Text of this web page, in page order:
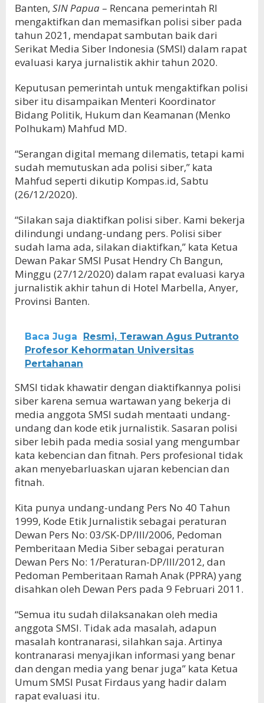
Banten, SIN Papua – Rencana pemerintah RI
mengaktifkan dan memasifkan polisi siber pada
tahun 2021, mendapat sambutan baik dari
Serikat Media Siber Indonesia (SMSI) dalam rapat
evaluasi karya jurnalistik akhir tahun 2020.
Keputusan pemerintah untuk mengaktifkan polisi
siber itu disampaikan Menteri Koordinator
Bidang Politik, Hukum dan Keamanan (Menko
Polhukam) Mahfud MD.
“Serangan digital memang dilematis, tetapi kami
sudah memutuskan ada polisi siber,” kata
Mahfud seperti dikutip Kompas.id, Sabtu
(26/12/2020).
“Silakan saja diaktifkan polisi siber. Kami bekerja
dilindungi undang-undang pers. Polisi siber
sudah lama ada, silakan diaktifkan,” kata Ketua
Dewan Pakar SMSI Pusat Hendry Ch Bangun,
Minggu (27/12/2020) dalam rapat evaluasi karya
jurnalistik akhir tahun di Hotel Marbella, Anyer,
Provinsi Banten.
Baca Juga
Resmi, Terawan Agus Putranto
Profesor Kehormatan Universitas
Pertahanan
SMSI tidak khawatir dengan diaktifkannya polisi
siber karena semua wartawan yang bekerja di
media anggota SMSI sudah mentaati undang-
undang dan kode etik jurnalistik. Sasaran polisi
siber lebih pada media sosial yang mengumbar
kata kebencian dan fitnah. Pers profesional tidak
akan menyebarluaskan ujaran kebencian dan
fitnah.
Kita punya undang-undang Pers No 40 Tahun
1999, Kode Etik Jurnalistik sebagai peraturan
Dewan Pers No: 03/SK-DP/III/2006, Pedoman
Pemberitaan Media Siber sebagai peraturan
Dewan Pers No: 1/Peraturan-DP/III/2012, dan
Pedoman Pemberitaan Ramah Anak (PPRA) yang
disahkan oleh Dewan Pers pada 9 Februari 2011.
“Semua itu sudah dilaksanakan oleh media
anggota SMSI. Tidak ada masalah, adapun
masalah kontranarasi, silahkan saja. Artinya
kontranarasi menyajikan informasi yang benar
dan dengan media yang benar juga” kata Ketua
Umum SMSI Pusat Firdaus yang hadir dalam
rapat evaluasi itu.